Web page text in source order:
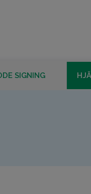
SIGNING